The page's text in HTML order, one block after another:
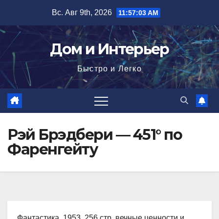
содержимому
Вс. Авг 9th, 2026 11:57:04 AM
Дом и Интерьер
Быстро и Легко
Рэй Брэдбери — 451° по
Фаренгейту